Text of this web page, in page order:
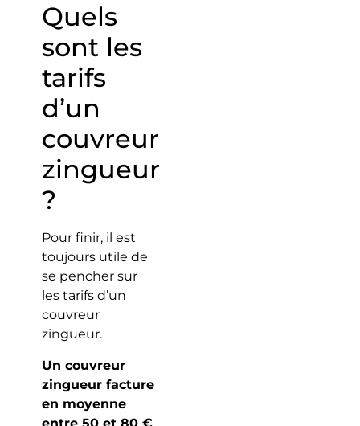
Quels
sont les
tarifs
d’un
couvreur
zingueur
?
Pour finir, il est
toujours utile de
se pencher sur
les tarifs d’un
couvreur
zingueur.
Un couvreur
zingueur facture
en moyenne